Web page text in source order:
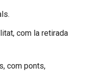
com la retirada
com ponts,